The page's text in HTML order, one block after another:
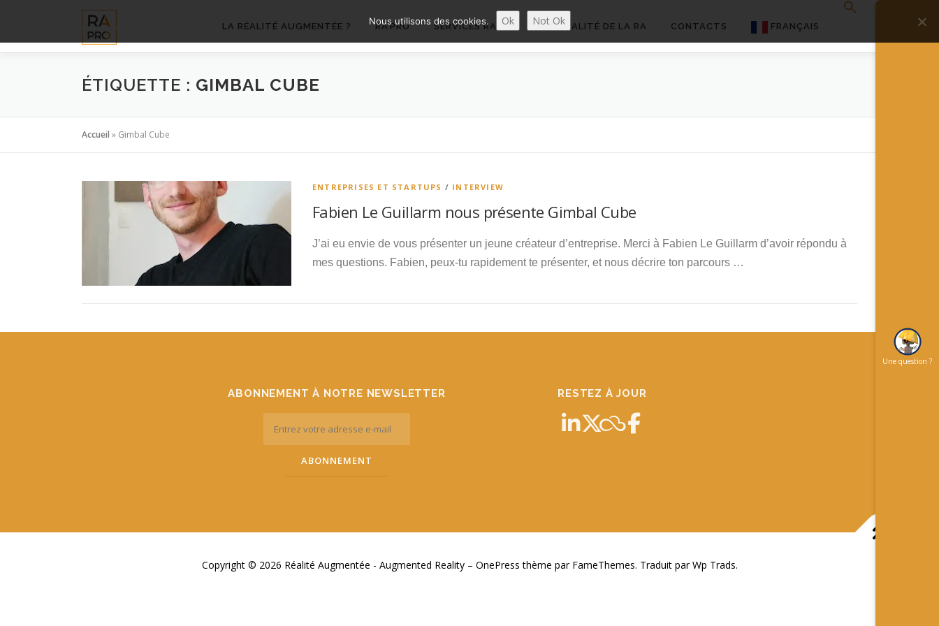
contenu
LA RÉALITÉ AUGMENTÉE ? RA’PRO SERVICES RA’PRO ACTUALITÉ DE LA RA CONTACTS FRANÇAIS
ÉTIQUETTE : GIMBAL CUBE
Accueil » Gimbal Cube
ENTREPRISES ET STARTUPS / INTERVIEW
Fabien Le Guillarm nous présente Gimbal Cube
J’ai eu envie de vous présenter un jeune créateur d’entreprise. Merci à Fabien Le Guillarm d’avoir répondu à
mes questions. Fabien, peux-tu rapidement te présenter, et nous décrire ton parcours …
ABONNEMENT À NOTRE NEWSLETTER RESTEZ À JOUR
Copyright © 2026 Réalité Augmentée - Augmented Reality – OnePress thème par FameThemes. Traduit par Wp Trads.
Une question ?
Nous utilisons des cookies. Ok Not Ok